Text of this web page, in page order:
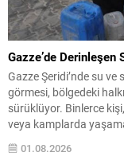
Gazze’de Derinleşen
Gazze Şeridi’nde su
görmesi, bölgedeki
sürüklüyor. Binlerce
veya kamplarda
düzensiz olduğundan
01.08.2026